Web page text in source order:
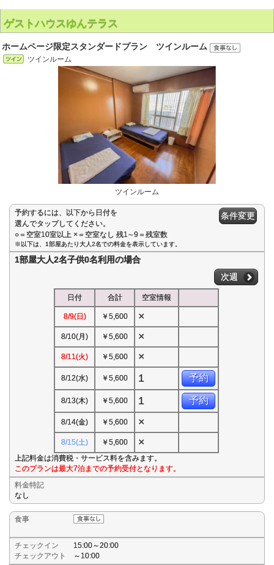
ゲストハウスゆんテラス
ホームページ限定スタンダードプラン ツインルーム
ツインルーム
ツインルーム
予約するには、以下から日付を
選んでタップしてください。
○＝空室10室以上 ×＝空室なし 残1∼9＝残室数
条件変更
※以下は、1部屋あたり大人2名での料金を表示しています。
1部屋大人2名子供0名利用の場合
次週
日付 合計 空室情報
8/9(日) ￥5,600 ×
8/10(月) ￥5,600 ×
8/11(火) ￥5,600 ×
8/12(水) ￥5,600 1 予約
8/13(木) ￥5,600 1 予約
8/14(金) ￥5,600 ×
8/15(土) ￥5,600 ×
上記料金は消費税・サービス料を含みます。
このプランは最大7泊までの予約受付となります。
料金特記
なし
食事
チェックイン
15:00～20:00
チェックアウト
～10:00